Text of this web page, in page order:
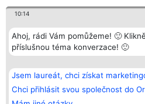
10:14
Ahoj, rádi Vám pomůžeme! 🙂
příslušnou téma konverzace! 🙂
Jsem laureát, chci získat
Chci přihlásit svou společnost do
Bright Side Solutions sp. z o.
o. sp. k.
ul. Ruska 22
Wrocław 50-079
Vítězové
Seznam
laureátů
Zásady